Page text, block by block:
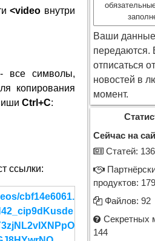
<video внутри
все символы,
копирования
Ctrl+C:
ссылки:
cbf14e6061.
Ваши
передаются.
отписаться
новостей в
момент.
Сейчас на
Cтатей: 136
продуктов: 179
Файлов: 92
Секретных
144